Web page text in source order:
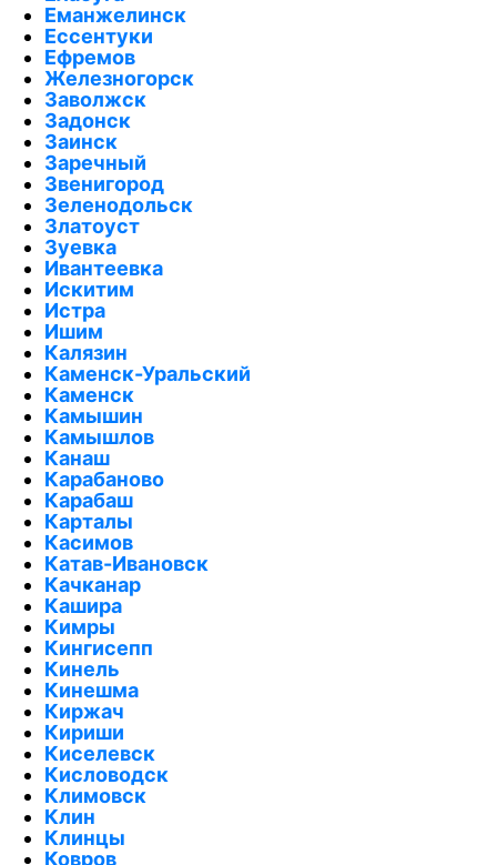
Еманжелинск
Ессентуки
Ефремов
Железногорск
Заволжск
Задонск
Заинск
Заречный
Звенигород
Зеленодольск
Златоуст
Зуевка
Ивантеевка
Искитим
Истра
Ишим
Калязин
Каменск-Уральский
Каменск
Камышин
Камышлов
Канаш
Карабаново
Карабаш
Карталы
Касимов
Катав-Ивановск
Качканар
Кашира
Кимры
Кингисепп
Кинель
Кинешма
Киржач
Кириши
Киселевск
Кисловодск
Климовск
Клин
Клинцы
Ковров